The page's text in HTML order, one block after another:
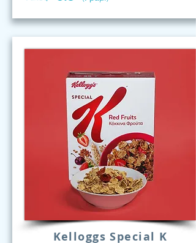
Kelloggs Special K